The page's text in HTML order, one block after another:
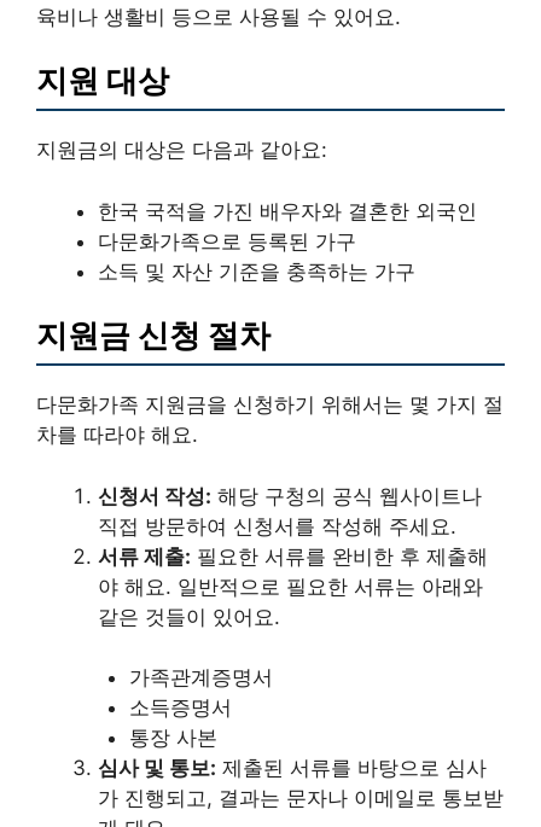
육비나 생활비 등으로 사용될 수 있어요.
지원 대상
지원금의 대상은 다음과 같아요:
한국 국적을 가진 배우자와 결혼한 외국인
다문화가족으로 등록된 가구
소득 및 자산 기준을 충족하는 가구
지원금 신청 절차
다문화가족 지원금을 신청하기 위해서는 몇 가지 절
차를 따라야 해요.
신청서 작성: 해당 구청의 공식 웹사이트나
직접 방문하여 신청서를 작성해 주세요.
서류 제출: 필요한 서류를 완비한 후 제출해
야 해요. 일반적으로 필요한 서류는 아래와
같은 것들이 있어요.
가족관계증명서
소득증명서
통장 사본
심사 및 통보: 제출된 서류를 바탕으로 심사
가 진행되고, 결과는 문자나 이메일로 통보받